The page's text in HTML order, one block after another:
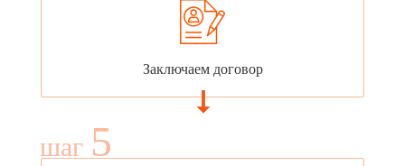
Заключаем договор
шаг 5